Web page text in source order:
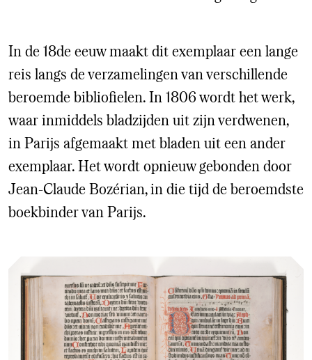
In de 18de eeuw maakt dit exemplaar een lange
reis langs de verzamelingen van verschillende
beroemde bibliofielen. In 1806 wordt het werk,
waar inmiddels bladzijden uit zijn verdwenen,
in Parijs afgemaakt met bladen uit een ander
exemplaar. Het wordt opnieuw gebonden door
Jean-Claude Bozérian, in die tijd de beroemdste
boekbinder van Parijs.